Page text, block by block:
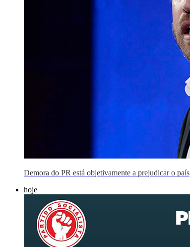
Demora do PR está objetivamente a prejudicar o país
hoje